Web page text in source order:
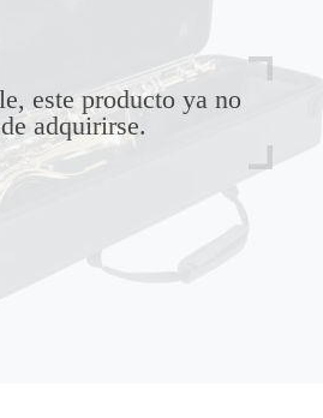
este producto ya no
adquirirse.